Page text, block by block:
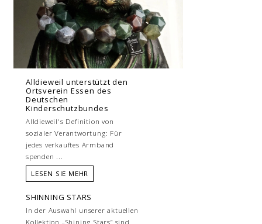
Alldieweil unterstützt den
Ortsverein Essen des
Deutschen
Kinderschutzbundes
Alldieweil's Definition von
sozialer Verantwortung: Für
jedes verkauftes Armband
spenden ...
LESEN SIE MEHR
SHINNING STARS
In der Auswahl unserer aktuellen
Kollektion „Shining Stars“ sind